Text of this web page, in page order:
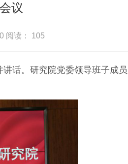
议
阅读： 105
话。研究院党委领导班子成员